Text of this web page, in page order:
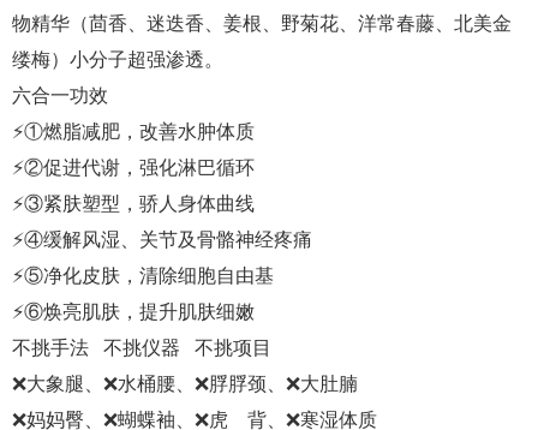
物精华（茴香、迷迭香、姜根、野菊花、洋常春藤、北美金
缕梅）小分子超强渗透。
六合一功效
⚡️①燃脂减肥，改善水肿体质
⚡️②促进代谢，强化淋巴循环
⚡️③紧肤塑型，骄人身体曲线
⚡️④缓解风湿、关节及骨骼神经疼痛
⚡️⑤净化皮肤，清除细胞自由基
⚡️⑥焕亮肌肤，提升肌肤细嫩
不挑手法 不挑仪器 不挑项目
❌大象腿、❌水桶腰、❌脬脬颈、❌大肚腩
❌妈妈臀、❌蝴蝶袖、❌虎 背、❌寒湿体质